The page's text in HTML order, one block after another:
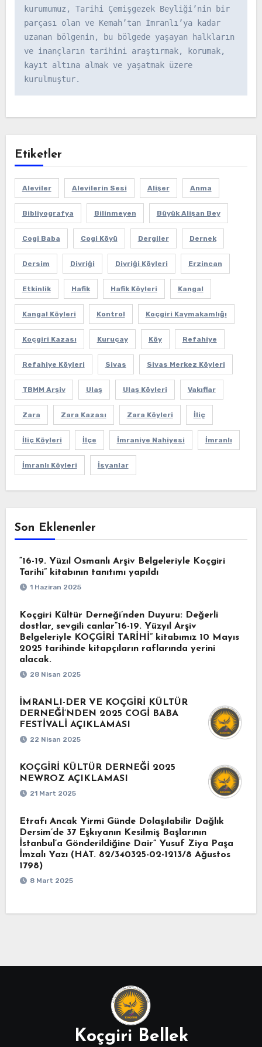
kurumumuz, Tarihi Çemişgezek Beyliği’nin bir
parçası olan ve Kemah’tan İmranlı’ya kadar
uzanan bölgenin, bu bölgede yaşayan halkların
ve inançların tarihini araştırmak, korumak,
kayıt altına almak ve yaşatmak üzere
kurulmuştur.
Etiketler
Aleviler Alevilerin Sesi Alişer Anma
Bibliyografya Bilinmeyen Büyük Alişan Bey
Cogi Baba Cogi Köyü Dergiler Dernek
Dersim Divriği Divriği Köyleri Erzincan
Etkinlik Hafik Hafik Köyleri Kangal
Kangal Köyleri Kontrol Koçgiri Kaymakamlığı
Koçgiri Kazası Kuruçay Köy Refahiye
Refahiye Köyleri Sivas Sivas Merkez Köyleri
TBMM Arşiv Ulaş Ulaş Köyleri Vakıflar
Zara Zara Kazası Zara Köyleri İliç
İliç Köyleri İlçe İmraniye Nahiyesi İmranlı
İmranlı Köyleri İsyanlar
Son Eklenenler
“16-19. Yüzıl Osmanlı Arşiv Belgeleriyle Koçgiri
Tarihi” kitabının tanıtımı yapıldı
1 Haziran 2025
Koçgiri Kültür Derneği’nden Duyuru: Değerli
dostlar, sevgili canlar“16-19. Yüzyıl Arşiv
Belgeleriyle KOÇGİRİ TARİHİ” kitabımız 10 Mayıs
2025 tarihinde kitapçıların raflarında yerini
alacak.
28 Nisan 2025
İMRANLI-DER VE KOÇGİRİ KÜLTÜR
DERNEĞİ’NDEN 2025 COGİ BABA
FESTİVALİ AÇIKLAMASI
22 Nisan 2025
KOÇGİRİ KÜLTÜR DERNEĞİ 2025
NEWROZ AÇIKLAMASI
21 Mart 2025
Etrafı Ancak Yirmi Günde Dolaşılabilir Dağlık
Dersim’de 37 Eşkıyanın Kesilmiş Başlarının
İstanbul’a Gönderildiğine Dair” Yusuf Ziya Paşa
İmzalı Yazı (HAT. 82/340325-02-1213/8 Ağustos
1798)
8 Mart 2025
Koçgiri Bellek